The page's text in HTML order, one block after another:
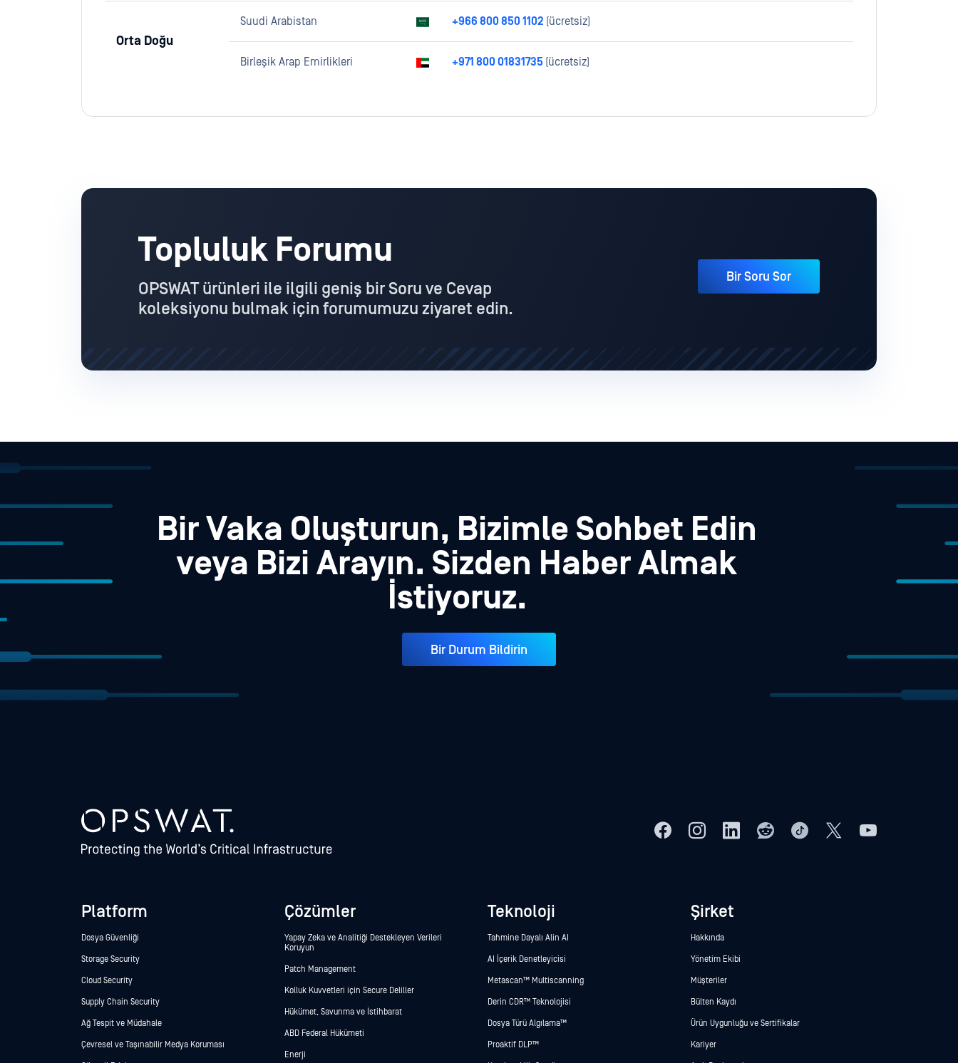
Orta Doğu
Suudi Arabistan +966 800 850 1102 (ücretsiz)
Birleşik Arap Emirlikleri +971 800 01831735 (ücretsiz)
Topluluk Forumu
OPSWAT ürünleri ile ilgili geniş bir Soru ve Cevap
koleksiyonu bulmak için forumumuzu ziyaret edin.
Bir Soru Sor
Bir Vaka Oluşturun, Bizimle Sohbet Edin
veya Bizi Arayın. Sizden Haber Almak
İstiyoruz.
Bir Durum Bildirin
Platform
Dosya Güvenliği
Storage Security
Cloud Security
Supply Chain Security
Ağ Tespit ve Müdahale
Çevresel ve Taşınabilir Medya Koruması
Çözümler
Yapay Zeka ve Analitiği Destekleyen Verileri
Koruyun
Patch Management
Kolluk Kuvvetleri için Secure Deliller
Hükümet, Savunma ve İstihbarat
ABD Federal Hükümeti
Enerji
Teknoloji
Tahmine Dayalı Alin AI
AI İçerik Denetleyicisi
Metascan™ Multiscanning
Derin CDR™ Teknolojisi
Dosya Türü Algılama™
Proaktif DLP™
Şirket
Hakkında
Yönetim Ekibi
Müşteriler
Bülten Kaydı
Ürün Uygunluğu ve Sertifikalar
Kariyer